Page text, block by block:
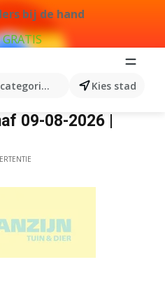
bij de hand
producten...
Kies stad
09-08-2026 |